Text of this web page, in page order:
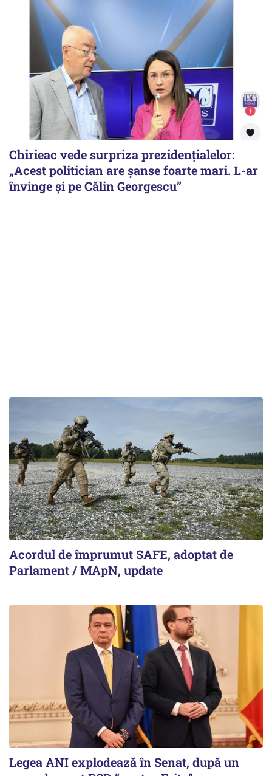
Chirieac vede surpriza prezidențialelor:
„Acest politician are șanse foarte mari. L-ar
învinge și pe Călin Georgescu”
Acordul de împrumut SAFE, adoptat de
Parlament / MApN, update
Legea ANI explodează în Senat, după un